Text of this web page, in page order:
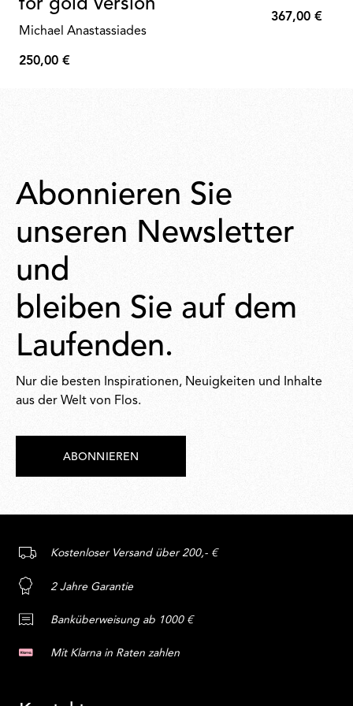
for gold version
Michael Anastassiades
250,00
250,00 €
367,00
367,00 €
Abonnieren Sie
unseren Newsletter
und
bleiben Sie auf dem
Laufenden.
Nur die besten Inspirationen, Neuigkeiten und Inhalte
aus der Welt von Flos.
ABONNIEREN
Kostenloser Versand über 200,- €
2 Jahre Garantie
Banküberweisung ab 1000 €
Mit Klarna in Raten zahlen